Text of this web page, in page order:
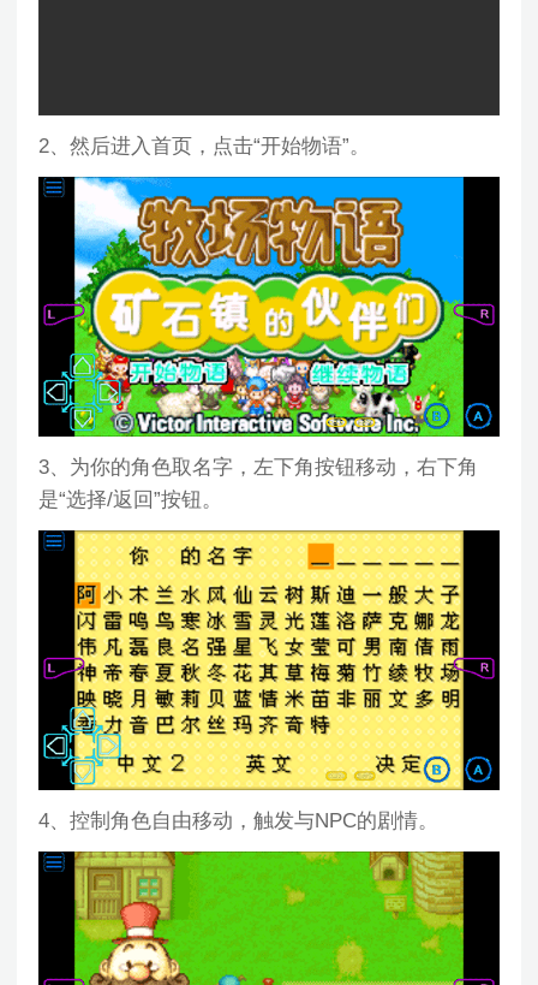
2、然后进入首页，点击“开始物语”。
3、为你的角色取名字，左下角按钮移动，右下角
是“选择/返回”按钮。
4、控制角色自由移动，触发与NPC的剧情。